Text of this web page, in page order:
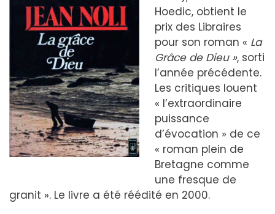
Hoedic, obtient le
prix des Libraires
pour son roman « La
Grâce de Dieu », sorti
l’année précédente.
Les critiques louent
« l’extraordinaire
puissance
d’évocation » de ce
« roman plein de
Bretagne comme
une fresque de
granit ». Le livre a été réédité en 2000.